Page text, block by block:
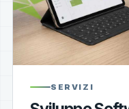
SERVIZI